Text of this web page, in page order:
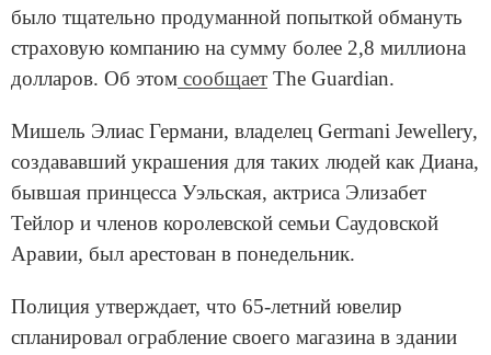
было тщательно продуманной попыткой обмануть
страховую компанию на сумму более 2,8 миллиона
долларов. Об этом сообщает The Guardian.
Мишель Элиас Германи, владелец Germani Jewellery,
создававший украшения для таких людей как Диана,
бывшая принцесса Уэльская, актриса Элизабет
Тейлор и членов королевской семьи Саудовской
Аравии, был арестован в понедельник.
Полиция утверждает, что 65-летний ювелир
спланировал ограбление своего магазина в здании